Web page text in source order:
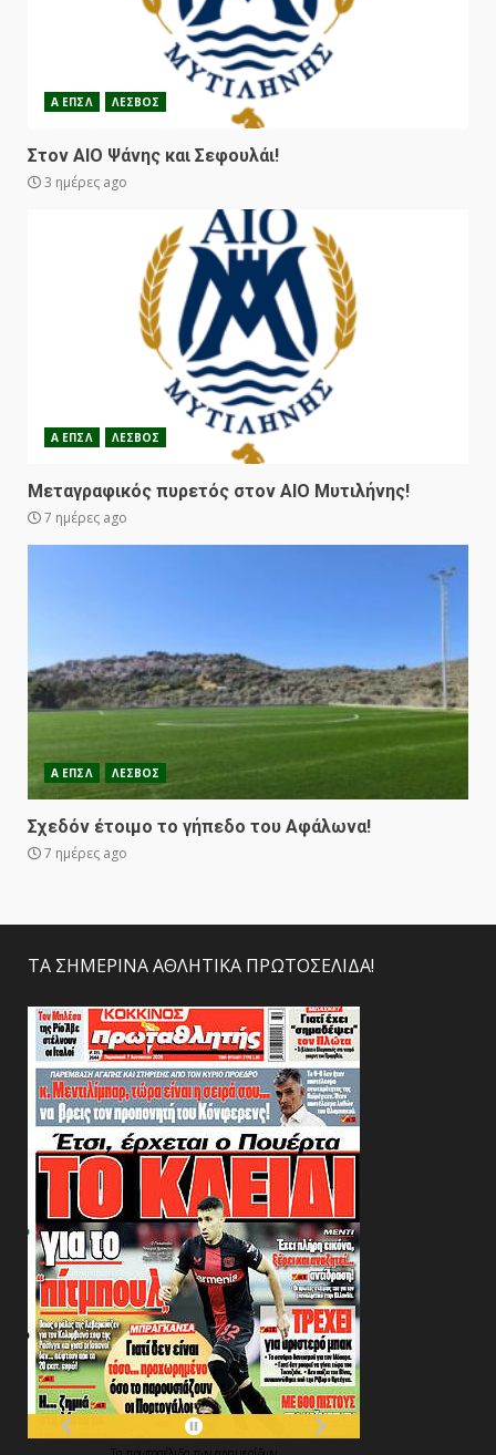
Α ΕΠΣΛ ΛΕΣΒΟΣ
Στον ΑΙΟ Ψάνης και Σεφουλάι!
3 ημέρες ago
Α ΕΠΣΛ ΛΕΣΒΟΣ
Μεταγραφικός πυρετός στον ΑΙΟ Μυτιλήνης!
7 ημέρες ago
Α ΕΠΣΛ ΛΕΣΒΟΣ
Σχεδόν έτοιμο το γήπεδο του Αφάλωνα!
7 ημέρες ago
ΤΑ ΣΗΜΕΡΙΝΑ ΑΘΛΗΤΙΚΑ ΠΡΩΤΟΣΕΛΙΔΑ!